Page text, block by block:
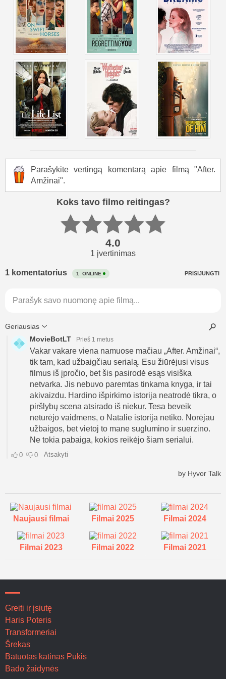
Parašykite vertingą komentarą apie filmą "After.
Amžinai".
Naujausi filmai Filmai 2025 Filmai 2024
Filmai 2023 Filmai 2022 Filmai 2021
Greiti ir įsiutę
Haris Poteris
Transformeriai
Šrekas
Batuotas katinas Pūkis
Bado žaidynės